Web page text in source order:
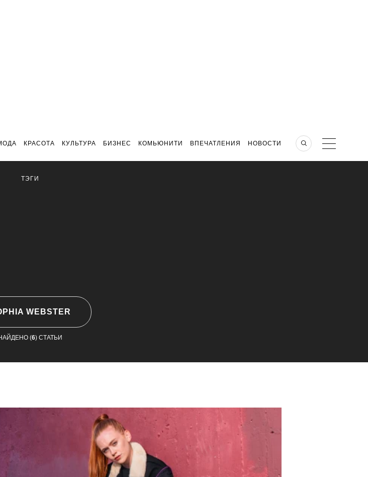
КРАСОТА КУЛЬТУРА БИЗНЕС КОМЬЮНИТИ ВПЕЧАТЛЕНИЯ НОВОСТИ
ТЭГИ
WEBSTER
(6) СТАТЬИ